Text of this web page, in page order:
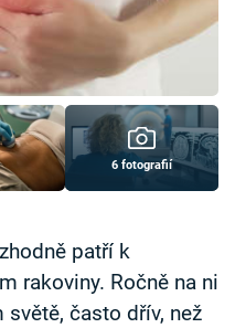
6 fotografií
patří k
rakoviny. Ročně na ni
často dřív, než